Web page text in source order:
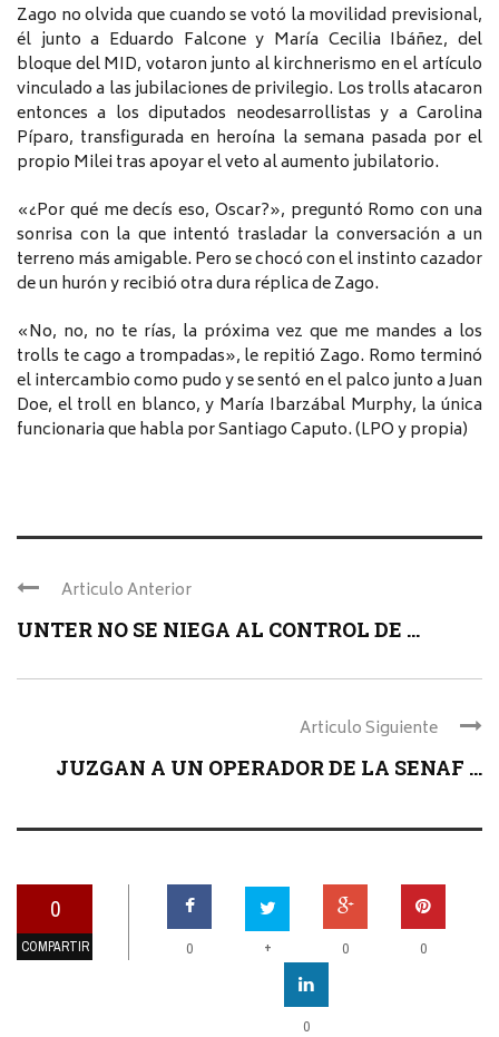
Zago no olvida que cuando se votó la movilidad previsional,
él junto a Eduardo Falcone y María Cecilia Ibáñez, del
bloque del MID, votaron junto al kirchnerismo en el artículo
vinculado a las jubilaciones de privilegio. Los trolls atacaron
entonces a los diputados neodesarrollistas y a Carolina
Píparo, transfigurada en heroína la semana pasada por el
propio Milei tras apoyar el veto al aumento jubilatorio.
«¿Por qué me decís eso, Oscar?», preguntó Romo con una
sonrisa con la que intentó trasladar la conversación a un
terreno más amigable. Pero se chocó con el instinto cazador
de un hurón y recibió otra dura réplica de Zago.
«No, no, no te rías, la próxima vez que me mandes a los
trolls te cago a trompadas», le repitió Zago. Romo terminó
el intercambio como pudo y se sentó en el palco junto a Juan
Doe, el troll en blanco, y María Ibarzábal Murphy, la única
funcionaria que habla por Santiago Caputo. (LPO y propia)
Articulo Anterior
UNTER NO SE NIEGA AL CONTROL DE ...
Articulo Siguiente
JUZGAN A UN OPERADOR DE LA SENAF ...
0
COMPARTIR 0 + 0 0
0